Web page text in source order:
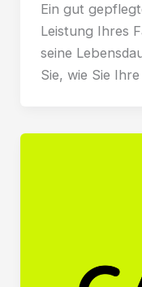
Ein gut
Leistung Ihres
seine
Sie, wie Sie Ihre